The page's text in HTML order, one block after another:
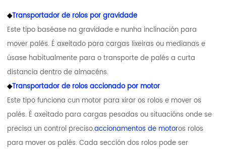
◆Transportador de rolos por gravidade
Este tipo baséase na gravidade e nunha inclinación para
mover palés. É axeitado para cargas lixeiras ou medianas e
úsase habitualmente para o transporte de palés a curta
distancia dentro de almacéns.
◆Transportador de rolos accionado por motor
Este tipo funciona cun motor para xirar os rolos e mover os
palés. É axeitado para cargas pesadas ou situacións onde se
precisa un control preciso.accionamentos de motoros rolos
para mover os palés. Cada sección dos rolos pode ser